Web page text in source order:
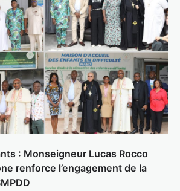
: Monseigneur Lucas Rocco
renforce l’engagement de la